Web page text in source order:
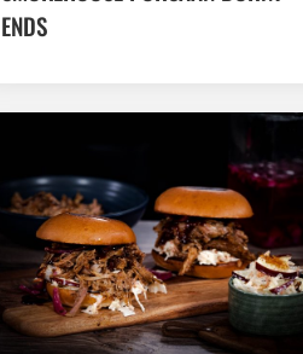
ENDS